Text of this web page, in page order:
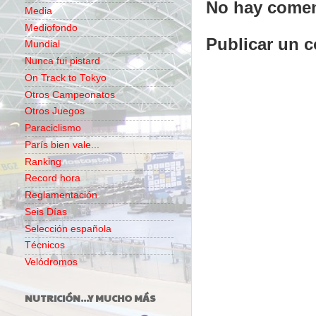
No hay
Publicar un
Media
Mediofondo
Mundial
Nunca fui pistard
On Track to Tokyo
Otros Campeonatos
Otros Juegos
Paraciclismo
París bien vale...
Ranking
Record hora
Reglamentación
Seis Días
Selección española
Técnicos
Velódromos
NUTRICIÓN...Y MUCHO MÁS